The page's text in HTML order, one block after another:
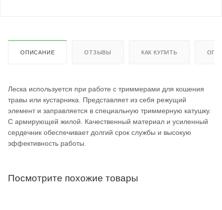
ОПИСАНИЕ ОТЗЫВЫ КАК КУПИТЬ
Леска используется при работе с триммерами для кошения
травы или кустарника. Представляет из себя режущий
элемент и заправляется в специальную триммерную катушку.
С армирующей жилой. Качественный материал и усиленный
сердечник обеспечивает долгий срок службы и высокую
эффективность работы.
Посмотрите похожие товары